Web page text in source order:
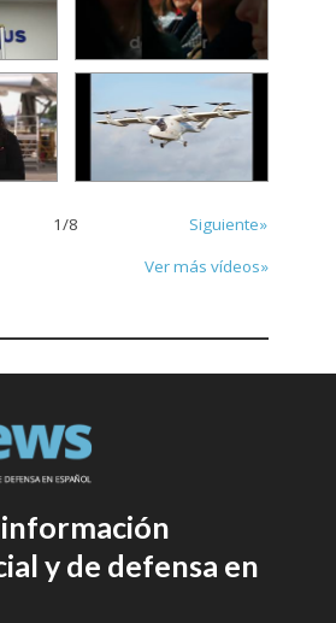
1/8
Siguiente»
Ver más vídeos»
información
y de defensa en